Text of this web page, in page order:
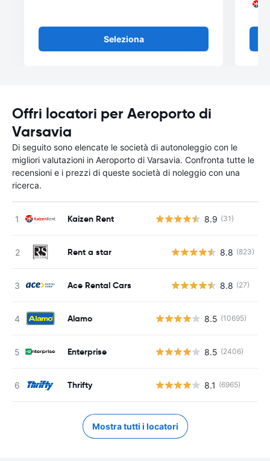
Seleziona
Offri locatori per Aeroporto di
Varsavia
Di seguito sono elencate le società di autonoleggio con le
migliori valutazioni in Aeroporto di Varsavia. Confronta tutte le
recensioni e i prezzi di queste società di noleggio con una
ricerca.
Kaizen Rent 8.9 (31)
Rent a star 8.8 (823)
Ace Rental Cars 8.8 (27)
Alamo 8.5 (10695)
Enterprise 8.5 (2406)
Thrifty 8.1 (6965)
Mostra tutti i locatori